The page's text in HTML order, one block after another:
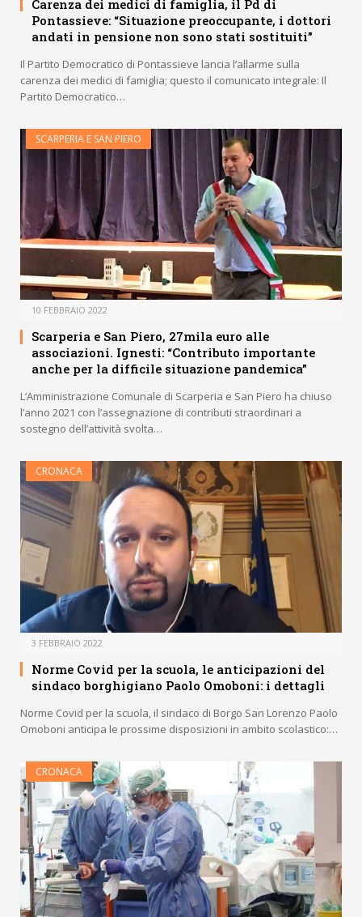
Carenza dei medici di famiglia, il Pd di
Pontassieve: “Situazione preoccupante, i dottori
andati in pensione non sono stati sostituiti”
Il Partito Democratico di Pontassieve lancia l’allarme sulla
carenza dei medici di famiglia; questo il comunicato integrale: Il
Partito Democratico…
SCARPERIA E SAN PIERO
10 FEBBRAIO 2022
Scarperia e San Piero, 27mila euro alle
associazioni. Ignesti: “Contributo importante
anche per la difficile situazione pandemica”
L’Amministrazione Comunale di Scarperia e San Piero ha chiuso
l’anno 2021 con l’assegnazione di contributi straordinari a
sostegno dell’attività svolta…
CRONACA
3 FEBBRAIO 2022
Norme Covid per la scuola, le anticipazioni del
sindaco borghigiano Paolo Omoboni: i dettagli
Norme Covid per la scuola, il sindaco di Borgo San Lorenzo Paolo
Omoboni anticipa le prossime disposizioni in ambito scolastico:…
CRONACA